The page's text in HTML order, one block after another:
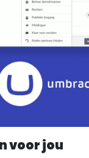
voor jou